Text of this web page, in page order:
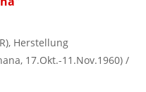
Herstellung
17.Okt.-11.Nov.1960) /